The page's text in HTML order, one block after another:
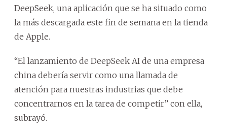
DeepSeek, una aplicación que se ha situado como
la más descargada este fin de semana en la tienda
de Apple.
“El lanzamiento de DeepSeek AI de una empresa
china debería servir como una llamada de
atención para nuestras industrias que debe
concentrarnos en la tarea de competir” con ella,
subrayó.